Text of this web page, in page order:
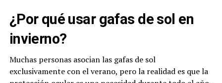
¿Por qué usar gafas de sol en
invierno?
Muchas personas asocian las gafas de sol
exclusivamente con el verano, pero la realidad es que la